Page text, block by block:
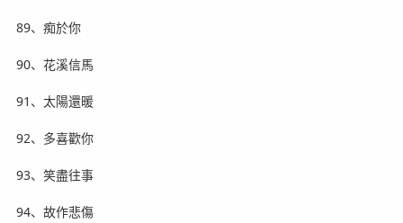
89、痴於你
90、花溪信馬
91、太陽還暖
92、多喜歡你
93、笑盡往事
94、故作悲傷